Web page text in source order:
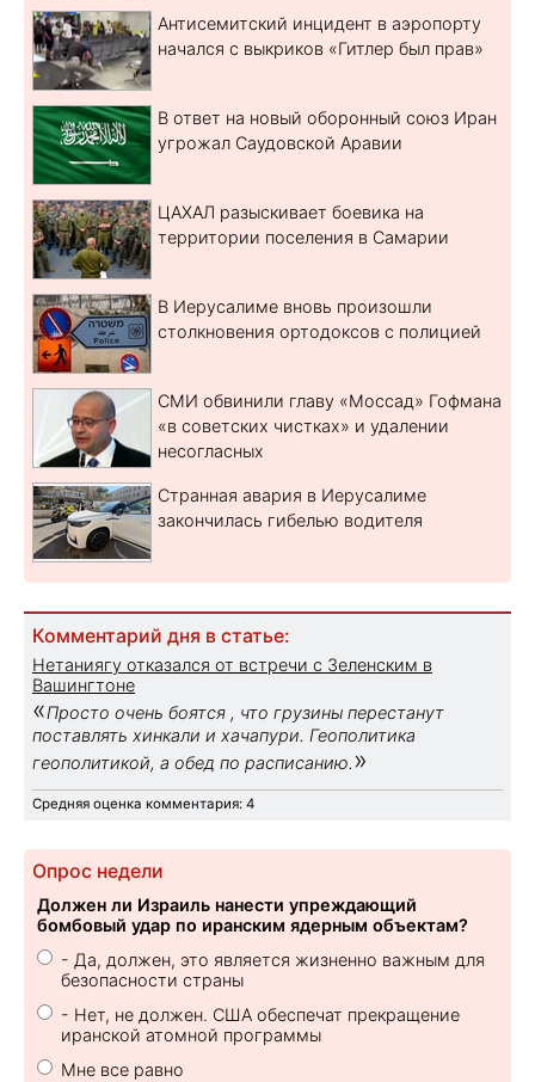
Антисемитский инцидент в аэропорту
начался с выкриков «Гитлер был прав»
В ответ на новый оборонный союз Иран
угрожал Саудовской Аравии
ЦАХАЛ разыскивает боевика на
территории поселения в Самарии
В Иерусалиме вновь произошли
столкновения ортодоксов с полицией
СМИ обвинили главу «Моссад» Гофмана
«в советских чистках» и удалении
несогласных
Странная авария в Иерусалиме
закончилась гибелью водителя
Комментарий дня в статье:
Нетаниягу отказался от встречи с Зеленским в
Вашингтоне
«Просто очень боятся , что грузины перестанут
поставлять хинкали и хачапури. Геополитика
геополитикой, а обед по расписанию. »
Средняя оценка комментария: 4
Опрос недели
Должен ли Израиль нанести упреждающий
бомбовый удар по иранским ядерным объектам?
- Да, должен, это является жизненно важным для
безопасности страны
- Нет, не должен. США обеспечат прекращение
иранской атомной программы
Мне все равно